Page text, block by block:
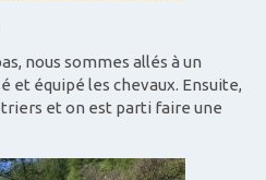
nous sommes allés à un
et équipé les chevaux. Ensuite,
et on est parti faire une